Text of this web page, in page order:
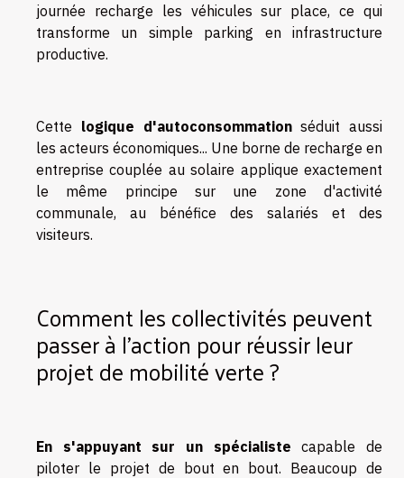
journée recharge les véhicules sur place, ce qui
transforme un simple parking en infrastructure
productive.
Cette logique d'autoconsommationséduit aussi
les acteurs économiques... Une borne de recharge en
entreprise couplée au solaire applique exactement
le même principe sur une zone d'activité
communale, au bénéfice des salariés et des
visiteurs.
Comment les collectivités peuvent
passer à l'action pour réussir leur
projet de mobilité verte ?
En s'appuyant sur un spécialistecapable de
piloter le projet de bout en bout. Beaucoup de